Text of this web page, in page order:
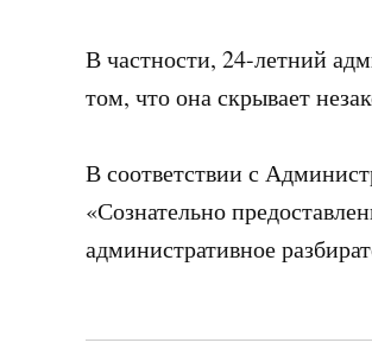
В частности, 24-летний
том, что она скрывает
В соответствии с
«Сознательно
административное